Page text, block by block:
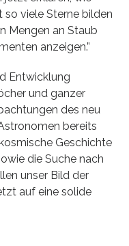
so viele Sterne bilden
Mengen an Staub
anzeigen.”
Entwicklung
und ganzer
des neu
bereits
Geschichte
die Suche nach
unser Bild der
auf eine solide